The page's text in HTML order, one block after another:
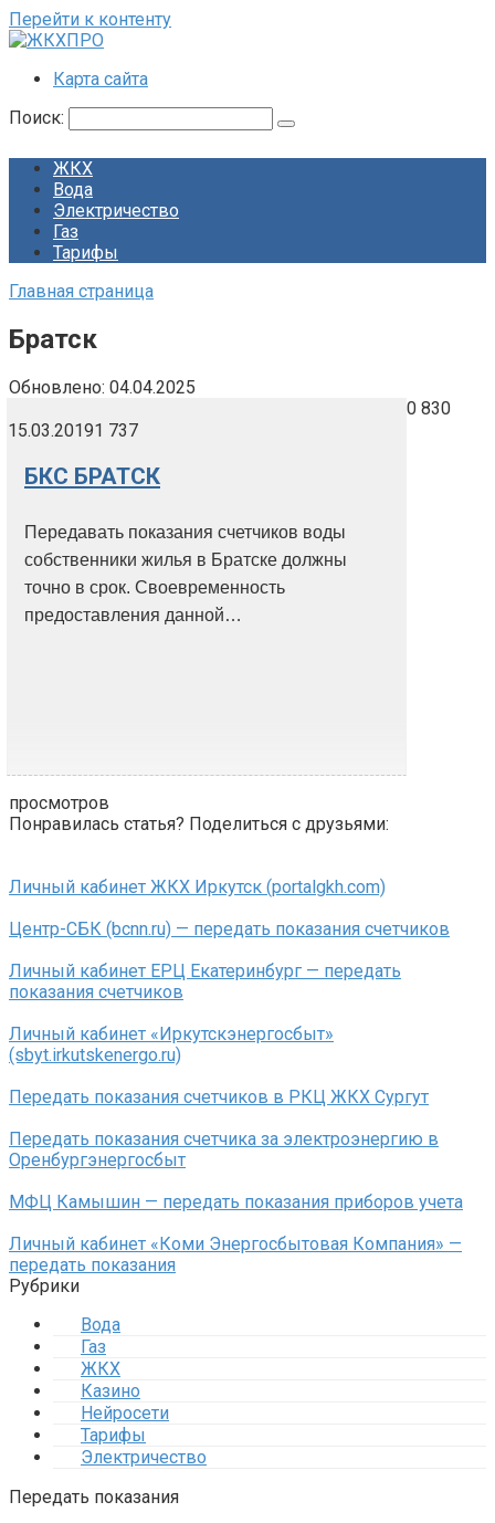
Перейти к контенту
Карта сайта
Поиск:
ЖКХ
Вода
Электричество
Газ
Тарифы
Главная страница
Братск
Обновлено: 04.04.2025
15.03.20191 737
БКС БРАТСК
Передавать показания счетчиков воды
собственники жилья в Братске должны
точно в срок. Своевременность
предоставления данной…
0 830
просмотров
Понравилась статья? Поделиться с друзьями:
Личный кабинет ЖКХ Иркутск (portalgkh.com)
Центр-СБК (bcnn.ru) — передать показания счетчиков
Личный кабинет ЕРЦ Екатеринбург — передать
показания счетчиков
Личный кабинет «Иркутскэнергосбыт»
(sbyt.irkutskenergo.ru)
Передать показания счетчиков в РКЦ ЖКХ Сургут
Передать показания счетчика за электроэнергию в
Оренбургэнергосбыт
МФЦ Камышин — передать показания приборов учета
Личный кабинет «Коми Энергосбытовая Компания» —
передать показания
Рубрики
Вода
Газ
ЖКХ
Казино
Нейросети
Тарифы
Электричество
Передать показания